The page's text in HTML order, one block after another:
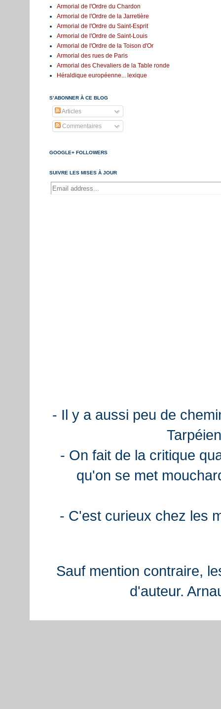
Armorial de l'Ordre du Chardon
Armorial de l'Ordre de la Jarretière
Armorial de l'Ordre du Saint-Esprit
Armorial de l'Ordre de Saint-Louis
Armorial de l'Ordre de la Toison d'Or
Armorial des rues de Paris
Armorial des Chevaliers de la Table ronde
Héraldique européenne... lexique
S’ABONNER À CE BLOG
Articles
Commentaires
GOOGLE+ FOLLOWERS
SUIVRE LES MISES À JOUR
- Il y a aussi peu de
- On fait de la critique
qu'on se met
- C'est curieux chez les
Sauf mention contraire,
d'auteur.